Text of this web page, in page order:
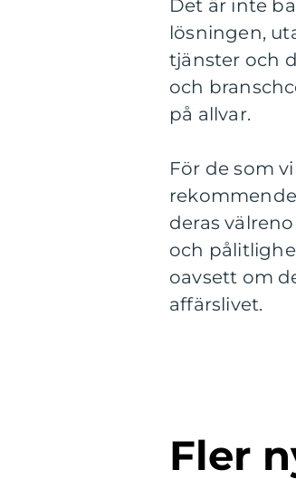
Det är inte
lösningen,
tjänster och
och
på allvar.
För de som
deras
och
oavsett om
affärslivet.
Fler